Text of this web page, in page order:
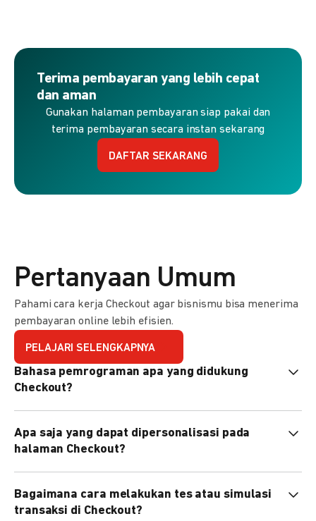
Terima pembayaran yang lebih cepat
dan aman
Gunakan halaman pembayaran siap pakai dan
terima pembayaran secara instan sekarang
DAFTAR SEKARANG
Pertanyaan Umum
Pahami cara kerja Checkout agar bisnismu bisa menerima
pembayaran online lebih efisien.
PELAJARI SELENGKAPNYA
Bahasa pemrograman apa yang didukung
Checkout?
PHP, Node.js, Go, dll).
Apa saja yang dapat dipersonalisasi pada
halaman Checkout?
preferensi bahasa, dan urutan metode pembayaran sesuai
kebutuhan brand Anda.
Bagaimana cara melakukan tes atau simulasi
transaksi di Checkout?